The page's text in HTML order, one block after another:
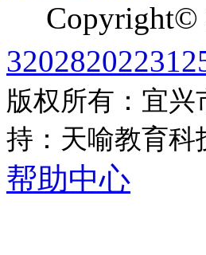
Copyright©
版权所有：宜
持：天喻教育科
帮助中心